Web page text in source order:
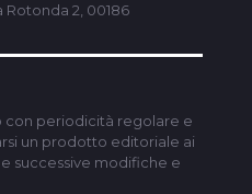
Rotonda 2, 00186
con periodicità regolare e
un prodotto editoriale ai
successive modifiche e